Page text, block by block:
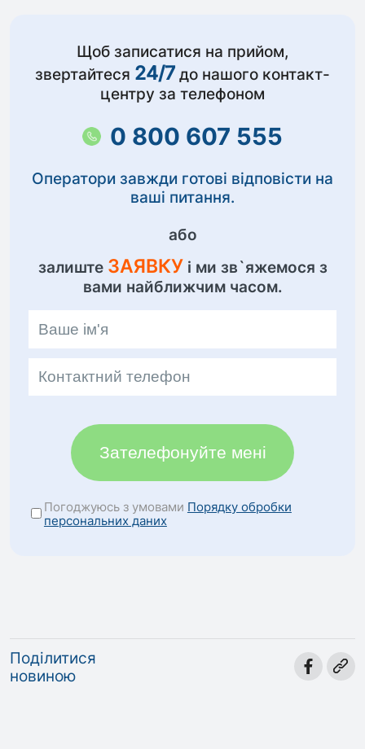
Щоб записатися на прийом,
звертайтеся 24/7 до нашого контакт-
центру за телефоном
0 800 607 555
Оператори завжди готові відповісти на
ваші питання.
або
залиште ЗАЯВКУ і ми зв`яжемося з
вами найближчим часом.
Зателефонуйте мені
Погоджуюсь з умовами Порядку обробки
персональних даних
Поділитися
новиною